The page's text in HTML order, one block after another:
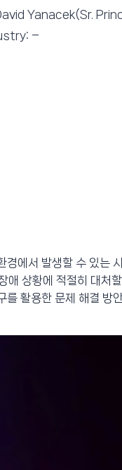
Yanacek(Sr.
–
에서 발생할 수 있는
애 상황에 적절히 대처
를 활용한 문제 해결 방